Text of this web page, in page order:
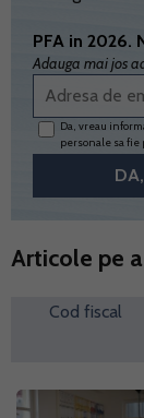
PFA in 2026.
Adauga mai jos
Da, vreau
personale sa fie
Articole pe
Cod fiscal